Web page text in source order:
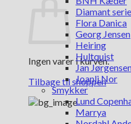
Ingen varer i kurven.
Tilbage til shoppen
Diamant
Flora Danica
Georg Jensen
Heiring
Hultquist
Jan
Joanli Nor
Smykker
Lund
Marrya